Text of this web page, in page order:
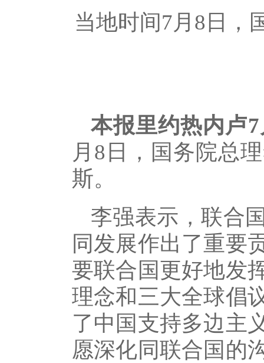
当地时间7月8日，
本报里约热内卢
月8日，国务院总
斯。
李强表示，联合
同发展作出了重要
要联合国更好地发
理念和三大全球倡
了中国支持多边主
愿深化同联合国的